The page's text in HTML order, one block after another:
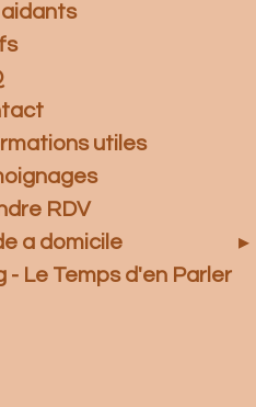
aidants
utiles
RDV
a domicile
- Le Temps d'en Parler